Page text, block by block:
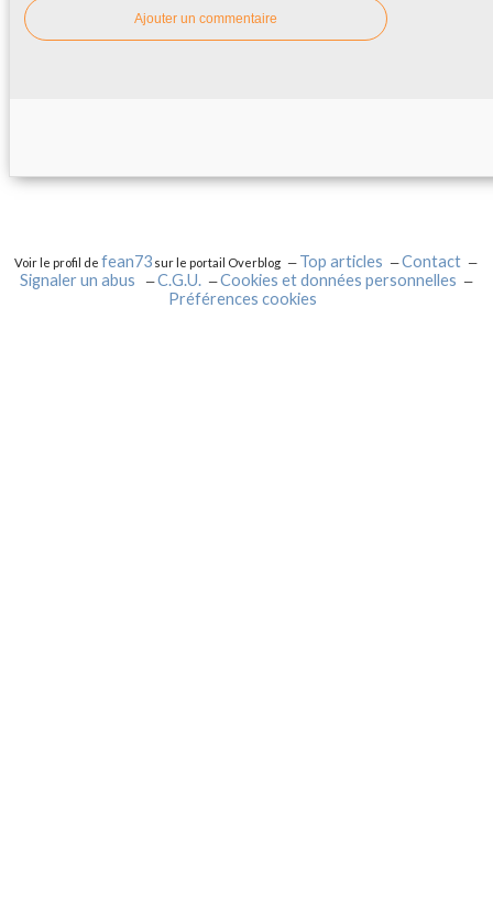
Ajouter un commentaire
Voir le profil defean73 sur le portail Overblog Top articles
Contact
Signaler un abus
C.G.U.
Cookies et données personnelles
Préférences cookies